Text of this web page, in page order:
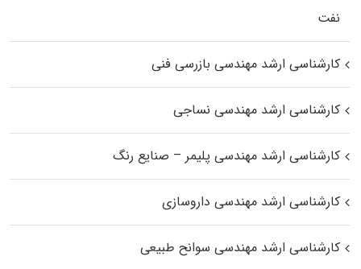
نفت
کارشناسی ارشد مهندسی بازرسی فنی
کارشناسی ارشد مهندسی نساجی
کارشناسی ارشد مهندسی پلیمر – صنایع رنگ
کارشناسی ارشد مهندسی داروسازی
کارشناسی ارشد مهندسی سوانح طبیعی